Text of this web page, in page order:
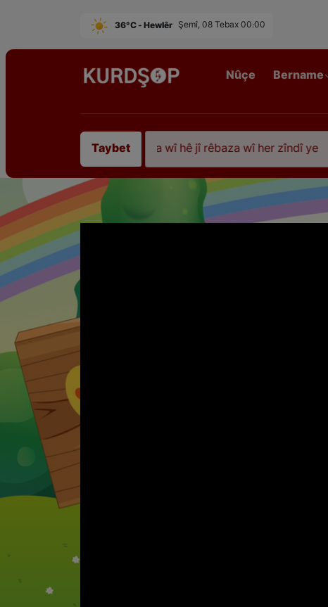
36°C - Hewlêr Şemî, 08 Tebax 00:00
Nûçe Bername
Taybet
35 sal ji şehîdbûna wî hê jî rêbaza wî her zîndî ye